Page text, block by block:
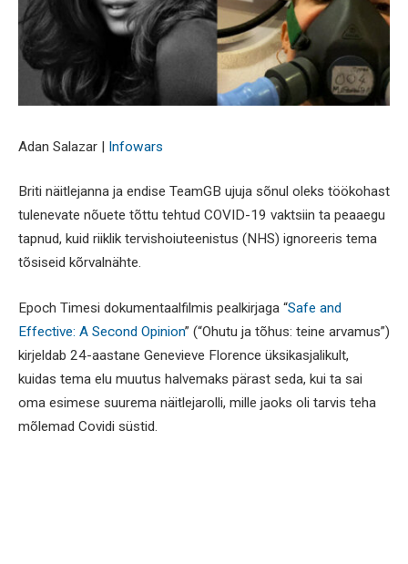
Adan Salazar | Infowars
Briti näitlejanna ja endise TeamGB ujuja sõnul oleks töökohast
tulenevate nõuete tõttu tehtud COVID-19 vaktsiin ta peaaegu
tapnud, kuid riiklik tervishoiuteenistus (NHS) ignoreeris tema
tõsiseid kõrvalnähte.
Epoch Timesi dokumentaalfilmis pealkirjaga “Safe and
Effective: A Second Opinion” (“Ohutu ja tõhus: teine arvamus”)
kirjeldab 24-aastane Genevieve Florence üksikasjalikult,
kuidas tema elu muutus halvemaks pärast seda, kui ta sai
oma esimese suurema näitlejarolli, mille jaoks oli tarvis teha
mõlemad Covidi süstid.